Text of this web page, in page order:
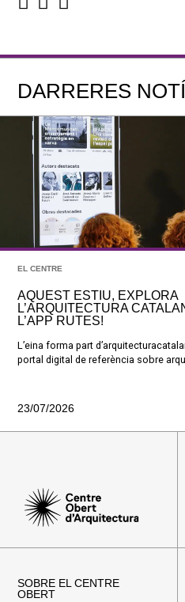
DARRERES
EL CENTRE
AQUEST ESTIU, EXPLORA
L’ARQUITECTURA
L’APP RUTES!
L’eina forma part
portal digital de referència sobre
23/07/2026
SOBRE EL CENTRE
OBERT